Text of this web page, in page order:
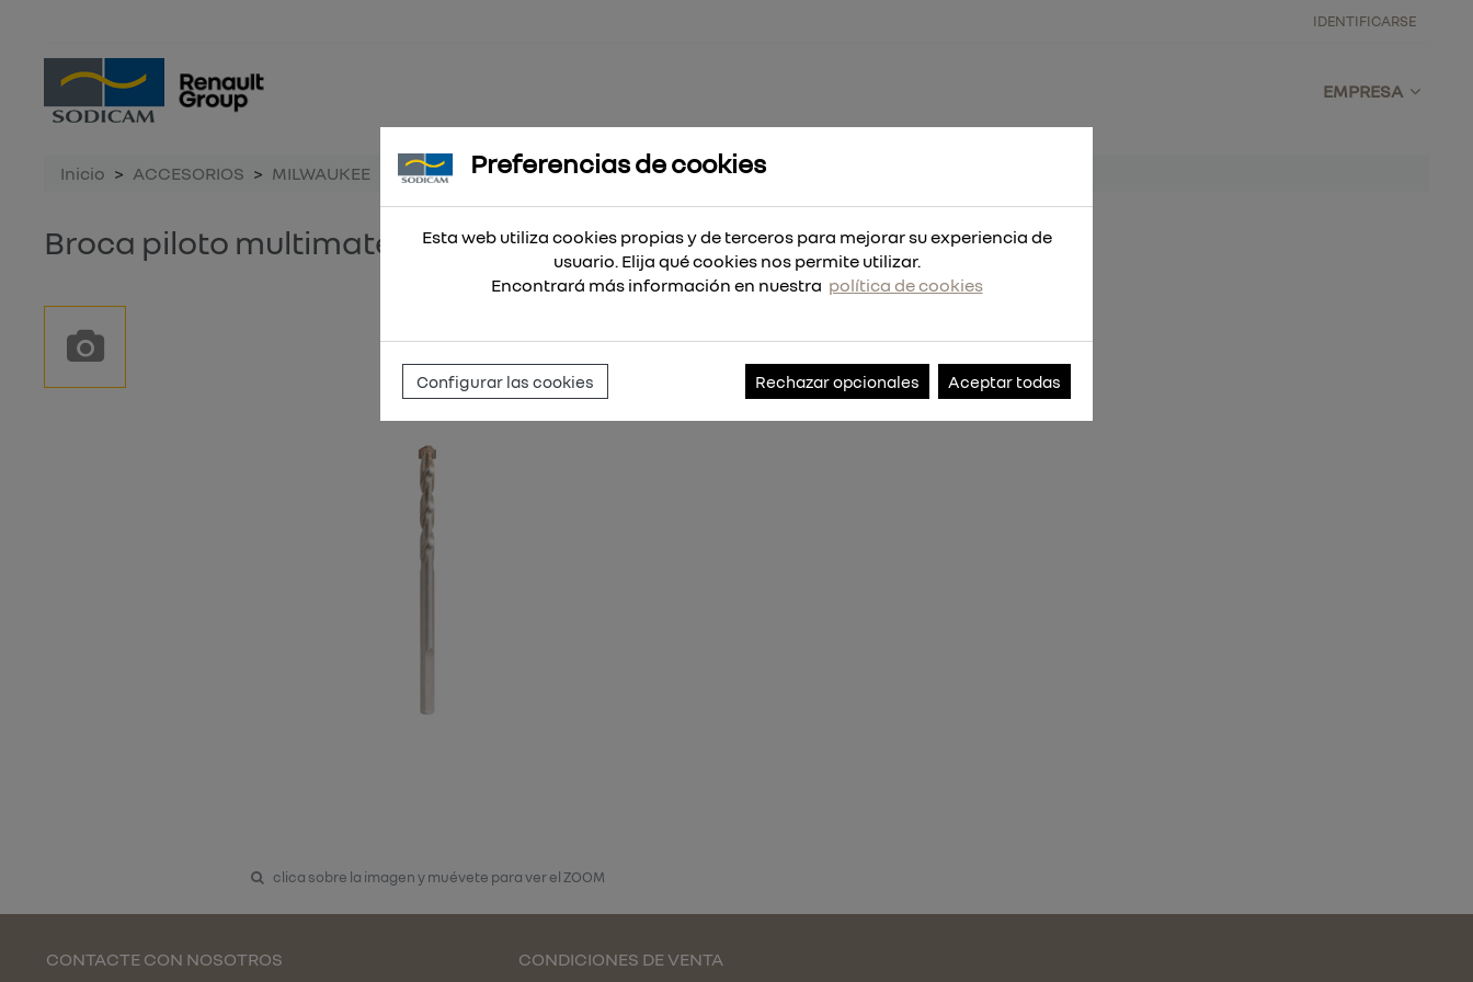
IDENTIFICARSE
EMPRESA
Inicio ACCESORIOS MILWAUKEE Broca piloto multimaterial Big Hawg™
Broca piloto multimaterial Big Hawg™
clica sobre la imagen y muévete para ver el ZOOM
CONTACTE CON NOSOTROS CONDICIONES DE VENTA
Preferencias de cookies
Esta web utiliza cookies propias y de terceros para mejorar su experiencia de
usuario. Elija qué cookies nos permite utilizar.
Encontrará más información en nuestra política de cookies
Configurar las cookies Rechazar opcionales Aceptar todas